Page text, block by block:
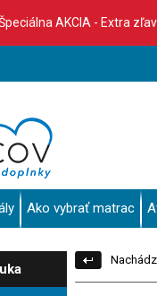
AKCIA - Extra
Ako vybrať matrac